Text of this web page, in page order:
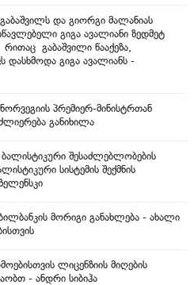
და გიორგი მალანიას
გიგა ავალიანი ზედმეტ
გაბაშვილი წააქეზა,
დასხმოდა გიგა ავალიანს -
პრემიერ-მინისტრთან
განიხილა
ბალისტიკური შესაძლებლობების
სისტემის შექმნის
მორიგი განახლება - ახალი
ლიცენზიის მიღების
- ანდრი სიბიჰა